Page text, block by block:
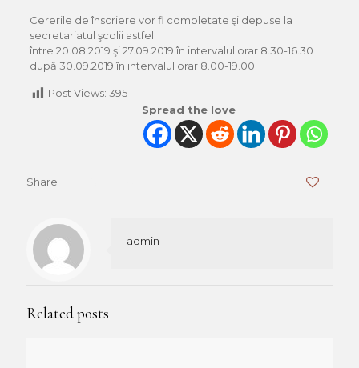
Cererile de înscriere vor fi completate şi depuse la
secretariatul şcolii astfel:
între 20.08.2019 şi 27.09.2019 în intervalul orar 8.30-16.30
după 30.09.2019 în intervalul orar 8.00-19.00
Post Views: 395
Spread the love
Share
admin
Related posts